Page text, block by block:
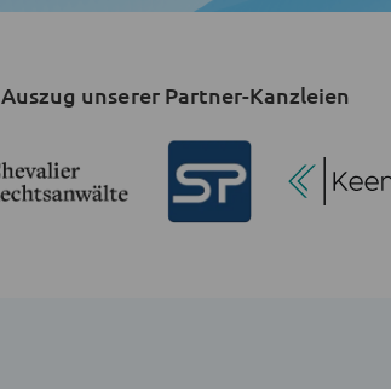
Auszug unserer Partner-Kanzleien